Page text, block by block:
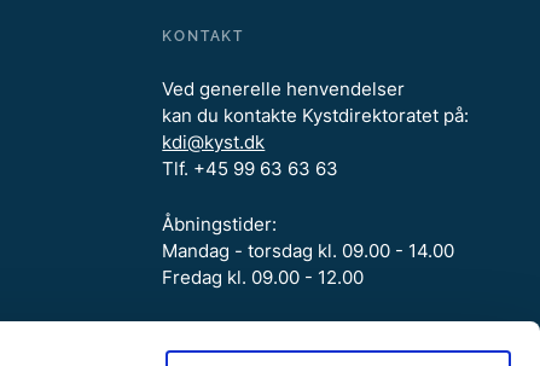
KONTAKT
Ved generelle henvendelser
kan du kontakte Kystdirektoratet på:
kdi@kyst.dk
Tlf. +45 99 63 63 63
Åbningstider:
Mandag - torsdag kl. 09.00 - 14.00
Fredag kl. 09.00 - 12.00